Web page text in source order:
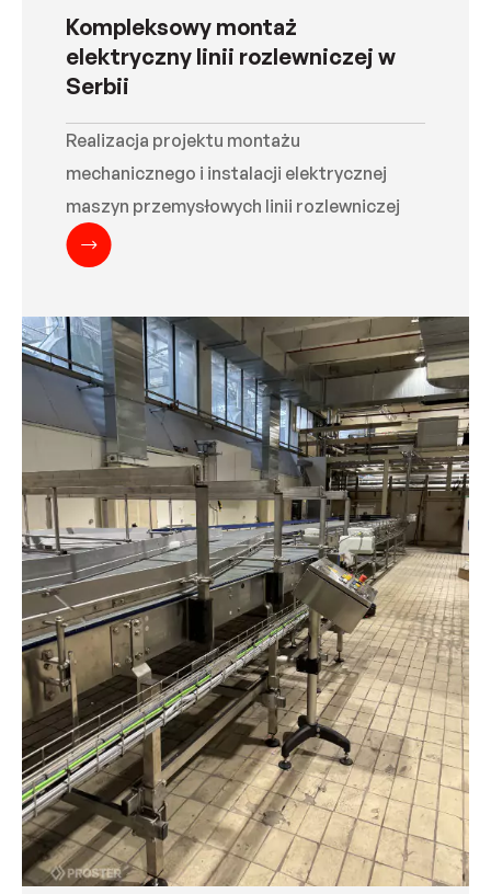
Kompleksowy montaż
elektryczny linii rozlewniczej w
Serbii
Realizacja projektu montażu
mechanicznego i instalacji elektrycznej
maszyn przemysłowych linii rozlewniczej